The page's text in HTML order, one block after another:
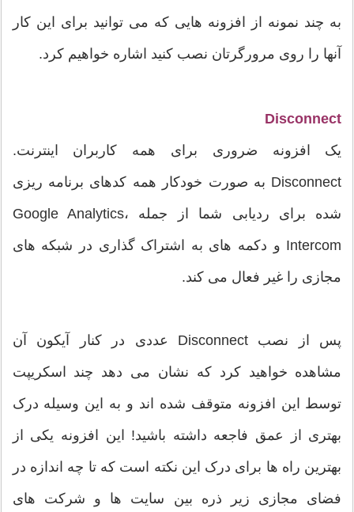
به چند نمونه از افزونه هایی که می توانید برای این کار
آنها را روی مرورگرتان نصب کنید اشاره خواهیم کرد.
Disconnect
یک افزونه ضروری برای همه کاربران اینترنت.
Disconnect به صورت خودکار همه کدهای برنامه ریزی
شده برای ردیابی شما از جمله Google Analytics،
Intercom و دکمه های به اشتراک گذاری در شبکه های
مجازی را غیر فعال می کند.
پس از نصب Disconnect عددی در کنار آیکون آن
مشاهده خواهید کرد که نشان می دهد چند اسکریپت
توسط این افزونه متوقف شده اند و به این وسیله درک
بهتری از عمق فاجعه داشته باشید! این افزونه یکی از
بهترین راه ها برای درک این نکته است که تا چه اندازه در
فضای مجازی زیر ذره بین سایت ها و شرکت های